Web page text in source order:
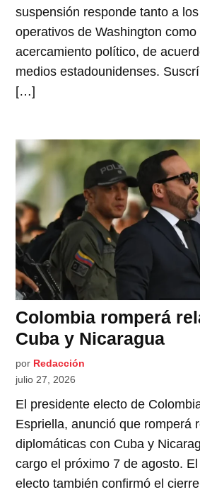
suspensión responde tanto a
operativos de Washington
acercamiento político, de
medios estadounidenses.
[…]
Colombia romperá
Cuba y Nicaragua
por Redacción
julio 27, 2026
El presidente electo de
Espriella, anunció que romperá
diplomáticas con Cuba y
cargo el próximo 7 de agosto.
electo también confirmó el